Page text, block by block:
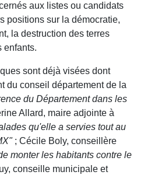
aux listes ou candidats
positions sur la démocratie,
la destruction des terres
enfants.
sont déjà visées dont
du conseil département de la
du Département dans les
Allard, maire adjointe à
qu'elle a servies tout au
; Cécile Boly, conseillère
monter les habitants contre le
conseille municipale et